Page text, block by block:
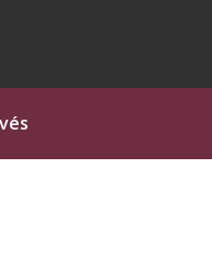
à Fleurance